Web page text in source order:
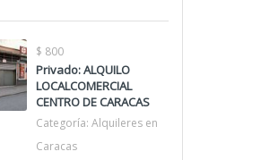
$ 800
Privado: ALQUILO
LOCALCOMERCIAL
CENTRO DE CARACAS
Categoría: Alquileres en
Caracas